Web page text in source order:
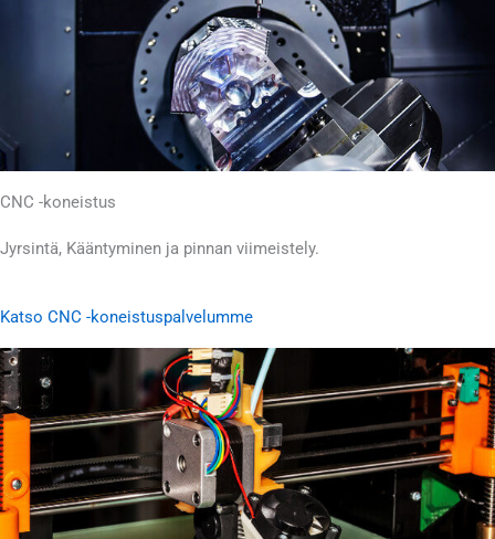
CNC -koneistus
Jyrsintä, Kääntyminen ja pinnan viimeistely.
Katso CNC -koneistuspalvelumme